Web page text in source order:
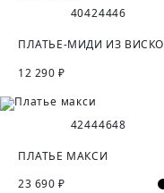
40424446
12 290 ₽
42444648
ПЛАТЬЕ МАКСИ
23 690 ₽